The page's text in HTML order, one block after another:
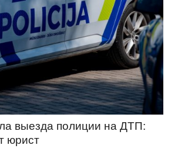
выезда полиции на ДТП:
юрист